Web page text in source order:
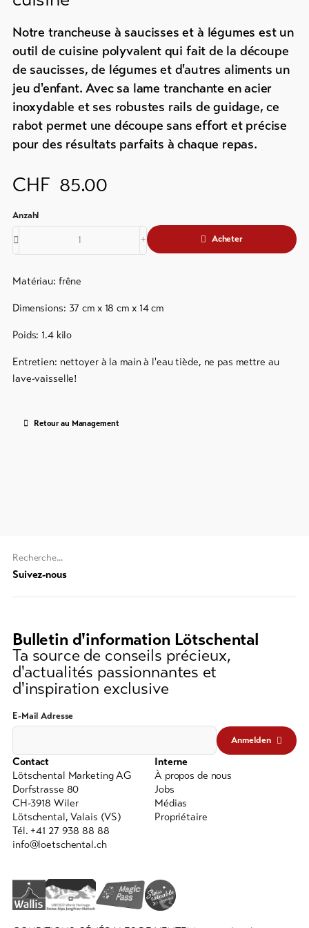
&
Service
Actualités
Webcams
Météo
DEENFR
en
ligne
/
Prospectus
Events
Taxe
de
séjour
carte
d'hôte
Service
de
importants
Informations
touristiques
Lötschental
Commerce
Forfaits
de ski
Forfaits
Bons
cadeau
Souvenirs
Notre trancheuse à saucisses et à légumes est un
outil de cuisine polyvalent qui fait de la découpe
de saucisses, de légumes et d'autres aliments un
jeu d'enfant. Avec sa lame tranchante en acier
inoxydable et ses robustes rails de guidage, ce
rabot permet une découpe sans effort et précise
pour des résultats parfaits à chaque repas.
CHF 85.00
Acheter
Matériau: frêne
Dimensions: 37 cm x 18 cm x 14 cm
Poids: 1.4 kilo
Entretien: nettoyer à la main à l'eau tiède, ne pas mettre au
lave-vaisselle!
Retour au Management
Chaine
de
3
caractères)
Suivez-nous
Bulletin d'information Lötschental
Ta source de conseils précieux,
d'actualités passionnantes et
d'inspiration exclusive
E-Mail Adresse
Anmelden
Contact
Lötschental Marketing AG
Dorfstrasse 80
CH-3918 Wiler
Lötschental, Valais (VS)
Tél. +41 27 938 88 88
info@loetschental.ch
Interne
À propos de nous
Jobs
Médias
Propriétaire